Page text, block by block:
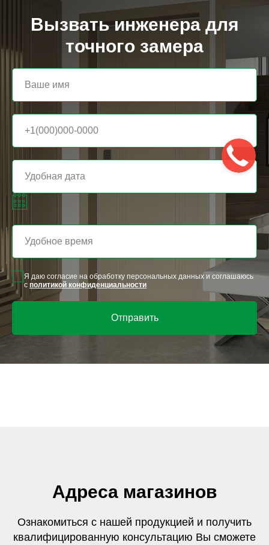
Вызвать инженера для
точного замера
Я даю согласие на обработку персональных данных и соглашаюсь
с политикой конфиденциальности
Отправить
Адреса магазинов
Ознакомиться с нашей продукцией и получить
квалифицированную консультацию Вы сможете